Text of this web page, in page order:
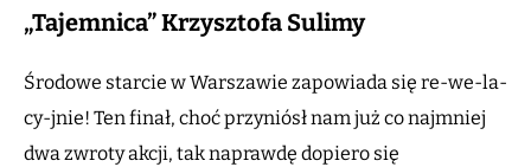
„Tajemnica” Krzysztofa Sulimy
Środowe starcie w Warszawie zapowiada się re-we-la-
cy-jnie! Ten finał, choć przyniósł nam już co najmniej
dwa zwroty akcji, tak naprawdę dopiero się